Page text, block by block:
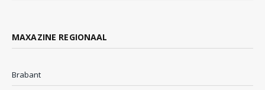
MAXAZINE REGIONAAL
Brabant